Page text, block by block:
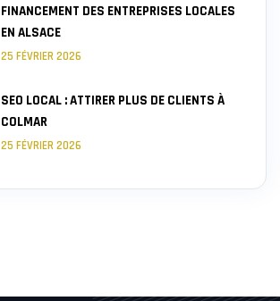
FINANCEMENT DES ENTREPRISES LOCALES
EN ALSACE
25 FÉVRIER 2026
SEO LOCAL : ATTIRER PLUS DE CLIENTS À
COLMAR
25 FÉVRIER 2026